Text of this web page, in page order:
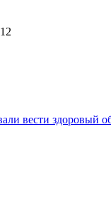
12
вести здоровый